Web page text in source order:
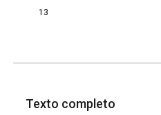
13
Texto completo